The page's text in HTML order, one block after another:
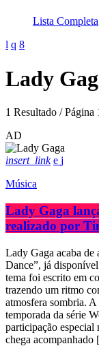
Lista Completa
Lady
1 Resultado / Página
AD
insert_link
Música
Lady Gaga
realizado por
Lady Gaga acaba de
Dance”, já
tema foi escrito em
trazendo um ritmo
atmosfera sombria. A
temporada da série
participação
chega